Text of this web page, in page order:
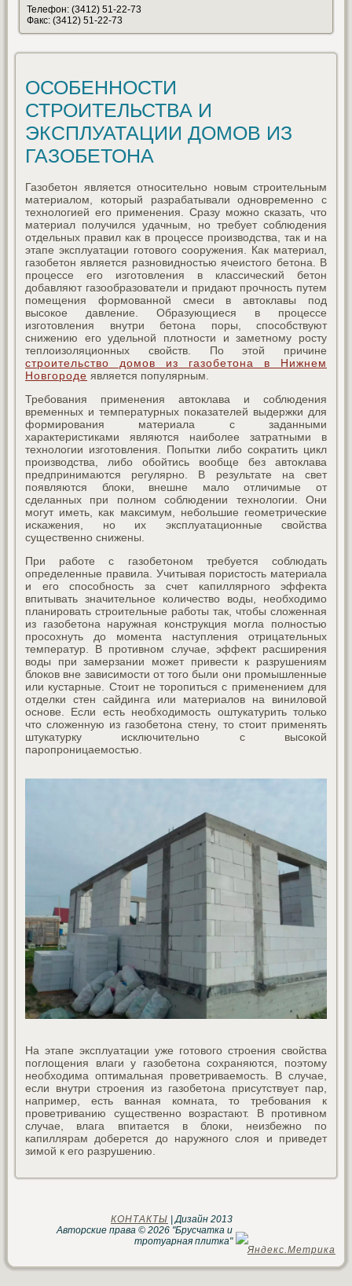
Телефон: (3412) 51-22-73
Факс: (3412) 51-22-73
ОСОБЕННОСТИ
СТРОИТЕЛЬСТВА И
ЭКСПЛУАТАЦИИ ДОМОВ ИЗ
ГАЗОБЕТОНА
Газобетон является относительно новым строительным
материалом, который разрабатывали одновременно с
технологией его применения. Сразу можно сказать, что
материал получился удачным, но требует соблюдения
отдельных правил как в процессе производства, так и на
этапе эксплуатации готового сооружения. Как материал,
газобетон является разновидностью ячеистого бетона. В
процессе его изготовления в классический бетон
добавляют газообразователи и придают прочность путем
помещения формованной смеси в автоклавы под
высокое давление. Образующиеся в процессе
изготовления внутри бетона поры, способствуют
снижению его удельной плотности и заметному росту
теплоизоляционных свойств. По этой причине
строительство домов из газобетона в Нижнем
Новгороде является популярным.
Требования применения автоклава и соблюдения
временных и температурных показателей выдержки для
формирования материала с заданными
характеристиками являются наиболее затратными в
технологии изготовления. Попытки либо сократить цикл
производства, либо обойтись вообще без автоклава
предпринимаются регулярно. В результате на свет
появляются блоки, внешне мало отличимые от
сделанных при полном соблюдении технологии. Они
могут иметь, как максимум, небольшие геометрические
искажения, но их эксплуатационные свойства
существенно снижены.
При работе с газобетоном требуется соблюдать
определенные правила. Учитывая пористость материала
и его способность за счет капиллярного эффекта
впитывать значительное количество воды, необходимо
планировать строительные работы так, чтобы сложенная
из газобетона наружная конструкция могла полностью
просохнуть до момента наступления отрицательных
температур. В противном случае, эффект расширения
воды при замерзании может привести к разрушениям
блоков вне зависимости от того были они промышленные
или кустарные. Стоит не торопиться с применением для
отделки стен сайдинга или материалов на виниловой
основе. Если есть необходимость оштукатурить только
что сложенную из газобетона стену, то стоит применять
штукатурку исключительно с высокой
паропроницаемостью.
На этапе эксплуатации уже готового строения свойства
поглощения влаги у газобетона сохраняются, поэтому
необходима оптимальная проветриваемость. В случае,
если внутри строения из газобетона присутствует пар,
например, есть ванная комната, то требования к
проветриванию существенно возрастают. В противном
случае, влага впитается в блоки, неизбежно по
капиллярам доберется до наружного слоя и приведет
зимой к его разрушению.
КОНТАКТЫ | Дизайн 2013
Авторские права © 2026 "Брусчатка и
тротуарная плитка"